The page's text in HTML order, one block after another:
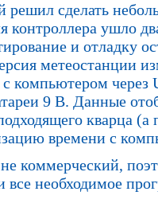
решил сделать
контроллера ушло
и отладку
метеостанции
с компьютером
9 В. Данные
кварца
времени с
коммерческий,
все необходимое